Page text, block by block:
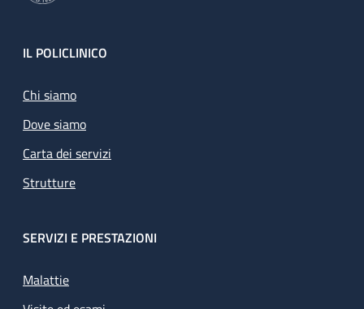
Footer
IL POLICLINICO
Chi siamo
Dove siamo
Carta dei servizi
Strutture
SERVIZI E PRESTAZIONI
Malattie